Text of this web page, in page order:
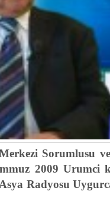
Sorumlusu
2009 Urumci
Radyosu